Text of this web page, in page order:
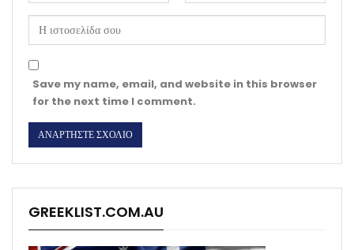
Save my name, email, and website in this browser
for the next time I comment.
GREEKLIST.COM.AU